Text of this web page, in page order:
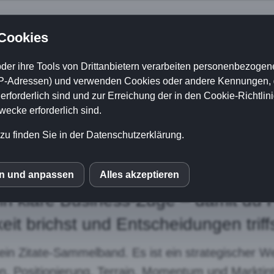
dein
fühlt sich
wie Reaktion an?
Krieges für moderne
klare Business-Züge – damit du
brichst und Entscheidungen
Zitate-Sammelband. Es ist ein strategischer
ihre Tools von Drittanbietern verarbeiten
Adressen) und verwenden Cookies oder andere Kennungen,
sind und zur Erreichung der in den Cookie-
erforderlich sind.
finden Sie in der Datenschutzerklärung.
Fonts
und anpassen Alles akzeptieren